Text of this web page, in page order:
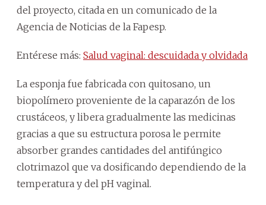
del proyecto, citada en un comunicado de la
Agencia de Noticias de la Fapesp.
Entérese más: Salud vaginal: descuidada y olvidada
La esponja fue fabricada con quitosano, un
biopolímero proveniente de la caparazón de los
crustáceos, y libera gradualmente las medicinas
gracias a que su estructura porosa le permite
absorber grandes cantidades del antifúngico
clotrimazol que va dosificando dependiendo de la
temperatura y del pH vaginal.